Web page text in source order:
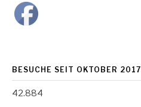
BESUCHE SEIT OKTOBER 2017
42.884